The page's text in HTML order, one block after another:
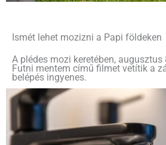
Ismét lehet mozizni a Papi földeken
A plédes mozi keretében,
Futni mentem című filmet vetítik a
belépés ingyenes.